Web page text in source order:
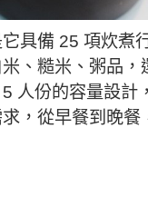
具備 25 項炊煮
、糙米、粥品，
人份的容量設計
，從早餐到晚餐